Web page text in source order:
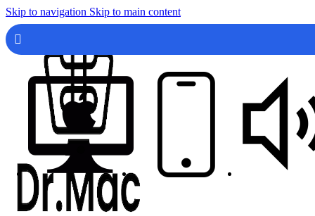
Skip to navigation Skip to main content